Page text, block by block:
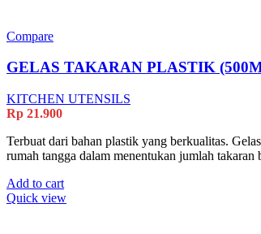
Compare
GELAS TAKARAN PLASTIK
KITCHEN UTENSILS
Rp 21.900
Terbuat dari bahan plastik yang berkualitas.
rumah tangga dalam menentukan jumlah takaran
Add to cart
Quick view